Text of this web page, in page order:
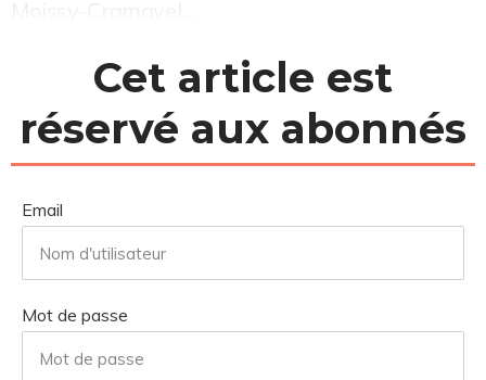
Cet article est
réservé aux abonnés
Email
Mot de passe